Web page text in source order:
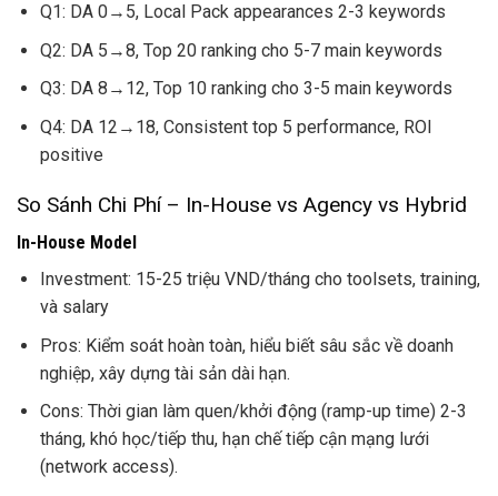
Q1: DA 0→5, Local Pack appearances 2-3 keywords
Q2: DA 5→8, Top 20 ranking cho 5-7 main keywords
Q3: DA 8→12, Top 10 ranking cho 3-5 main keywords
Q4: DA 12→18, Consistent top 5 performance, ROI
positive
So Sánh Chi Phí – In-House vs Agency vs Hybrid
In-House Model
Investment: 15-25 triệu VND/tháng cho toolsets, training,
và salary
Pros: Kiểm soát hoàn toàn, hiểu biết sâu sắc về doanh
nghiệp, xây dựng tài sản dài hạn.
Cons: Thời gian làm quen/khởi động (ramp-up time) 2-3
tháng, khó học/tiếp thu, hạn chế tiếp cận mạng lưới
(network access).